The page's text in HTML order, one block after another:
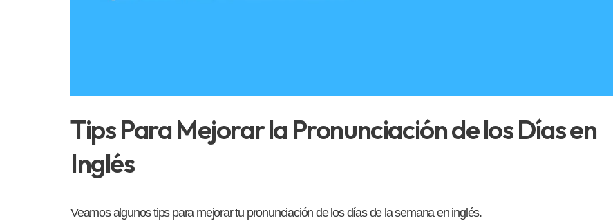
Tips Para Mejorar la Pronunciación de los Días en
Inglés
Veamos algunos tips para mejorar tu pronunciación de los días de la semana en inglés.